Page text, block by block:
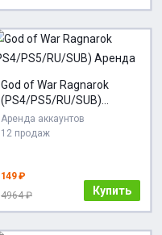
God of War Ragnarok
(PS4/PS5/RU/SUB)
Аренда
Аренда аккаунтов
12 продаж
149 ₽
4964 ₽
Купить